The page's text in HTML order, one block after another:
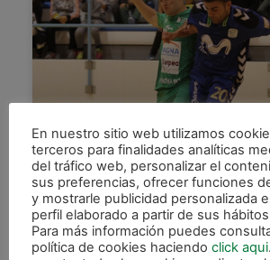
Gran partido entre
y Movistar Inter (3-4)
Magna Navarra y Movistar Inter
En nuestro sitio web utilizamos
terceros para finalidades analíticas
del tráfico web, personalizar el
sus preferencias, ofrecer funciones
y mostrarle publicidad personalizada
perfil elaborado a partir de sus
Para más información puedes
política de cookies haciendo click aqui